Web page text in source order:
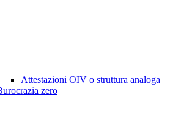
Attestazioni OIV o struttura analoga
zero